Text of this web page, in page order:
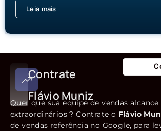
Leia mais
Contrate
Flávio Muniz
Quer que sua equipe de vendas
extraordinários ? Contrate o Flávio
de vendas referência no Google, para